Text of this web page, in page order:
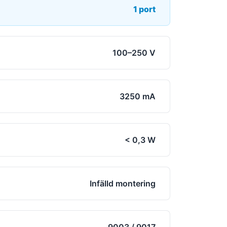
1 port
100–250 V
3250 mA
< 0,3 W
Infälld montering